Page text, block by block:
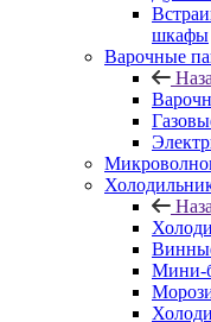
шкафы
Варочные
Мини-